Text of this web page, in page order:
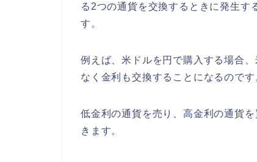
る2つの通貨を交換するときに発生す
す。
例えば、米ドルを円で購入する場合
なく金利も交換することになるのです
低金利の通貨を売り、高金利の通貨
きます。